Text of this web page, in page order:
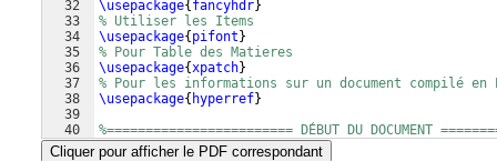
32
33
34
35
36
37
38
39
40
41
\usepackage{ fancyhdr}
% Utiliser les Items
\usepackage{ pifont }
% Pour Table des Matieres
\usepackage{xpatch}
% Pour les informations sur un document compilé
\usepackage{ hyperref}
%======================== DÉBUT DU DOCUMENT
Cliquer pour afficher le PDF correspondant